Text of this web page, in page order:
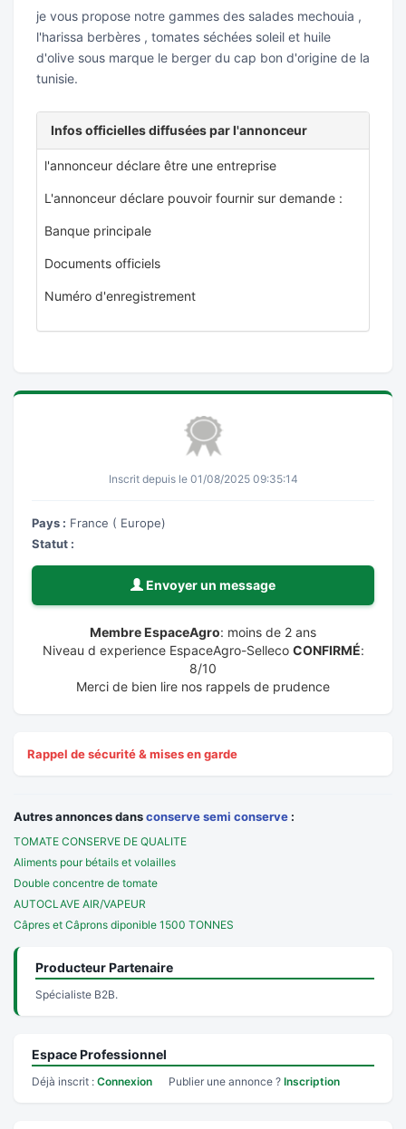
je vous propose notre gammes des salades mechouia ,
l'harissa berbères , tomates séchées soleil et huile
d'olive sous marque le berger du cap bon d'origine de la
tunisie.
Infos officielles diffusées par l'annonceur
l'annonceur déclare être une entreprise
L'annonceur déclare pouvoir fournir sur demande :
Banque principale
Documents officiels
Numéro d'enregistrement
Inscrit depuis le 01/08/2025 09:35:14
Pays : France ( Europe)
Statut :
Envoyer un message
Membre EspaceAgro: moins de 2 ans
Niveau d experience EspaceAgro-Selleco CONFIRMÉ:
8/10
Merci de bien lire nos rappels de prudence
Rappel de sécurité & mises en garde
Autres annonces dansconserve semi conserve :
TOMATE CONSERVE DE QUALITE
Aliments pour bétails et volailles
Double concentre de tomate
AUTOCLAVE AIR/VAPEUR
Câpres et Câprons diponible 1500 TONNES
Producteur Partenaire
Spécialiste B2B.
Espace Professionnel
Déjà inscrit : Connexion Publier une annonce ? Inscription